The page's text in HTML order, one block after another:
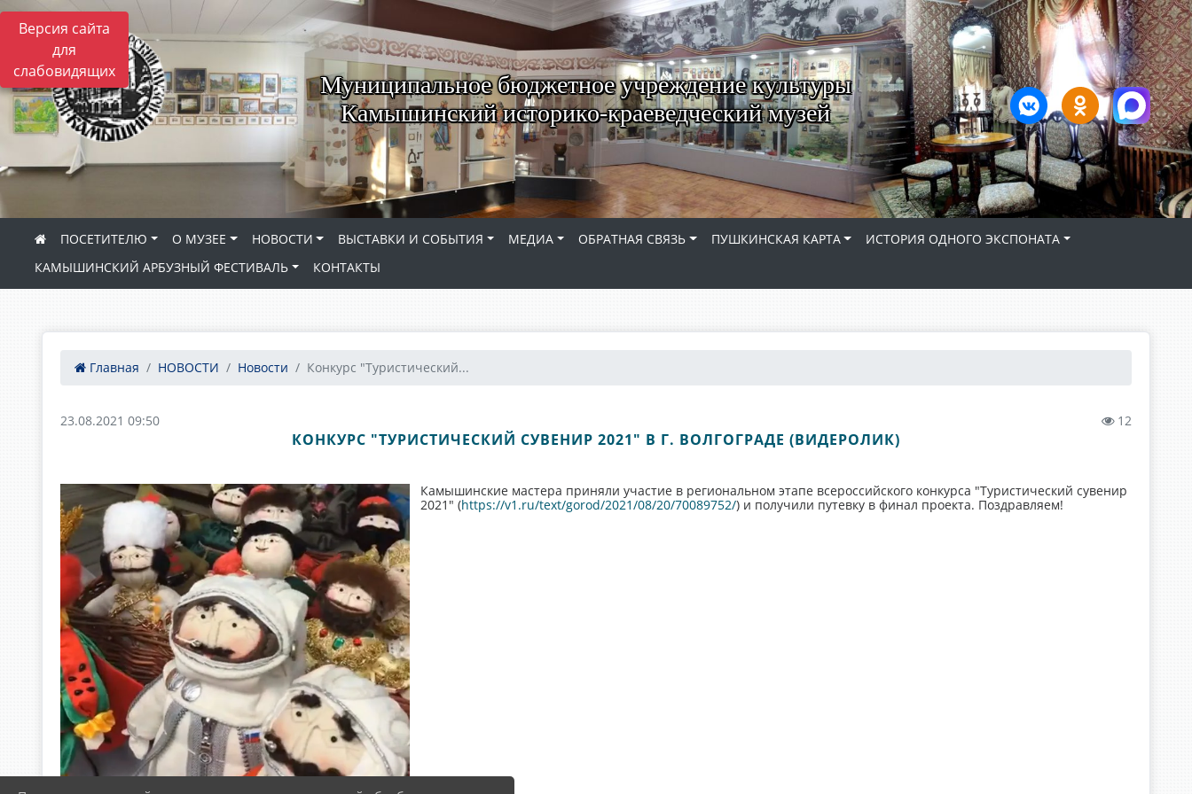
Версия сайта
для
слабовидящих
Муниципальное бюджетное учреждение культуры
Камышинский историко-краеведческий музей
ПОСЕТИТЕЛЮ О МУЗЕЕ НОВОСТИ ВЫСТАВКИ И СОБЫТИЯ МЕДИА ОБРАТНАЯ СВЯЗЬ ПУШКИНСКАЯ КАРТА
ИСТОРИЯ ОДНОГО ЭКСПОНАТА
КАМЫШИНСКИЙ АРБУЗНЫЙ ФЕСТИВАЛЬ
КОНТАКТЫ
Главная НОВОСТИ Новости Конкурс "Туристический...
23.08.2021 09:50 12
КОНКУРС "ТУРИСТИЧЕСКИЙ СУВЕНИР 2021" В Г. ВОЛГОГРАДЕ (ВИДЕРОЛИК)
Камышинские мастера приняли участие в региональном этапе всероссийского конкурса "Туристический сувенир
2021" (https://v1.ru/text/gorod/2021/08/20/70089752/) и получили путевку в финал проекта. Поздравляем!